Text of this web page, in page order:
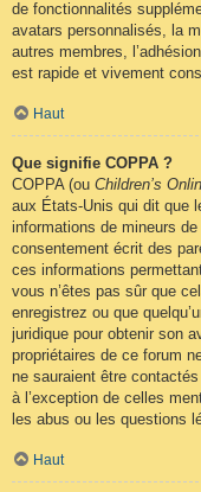
de fonctionnalités
avatars personnalisés, la
autres membres,
est rapide et vivement
Haut
Que signifie COPPA ?
COPPA (ou Children’s
aux États-Unis qui dit que
informations de mineurs
consentement écrit des
ces informations
vous n’êtes pas sûr que
enregistrez ou que
juridique pour obtenir son
propriétaires de ce forum
ne sauraient être
à l’exception de celles
les abus ou les questions
Haut